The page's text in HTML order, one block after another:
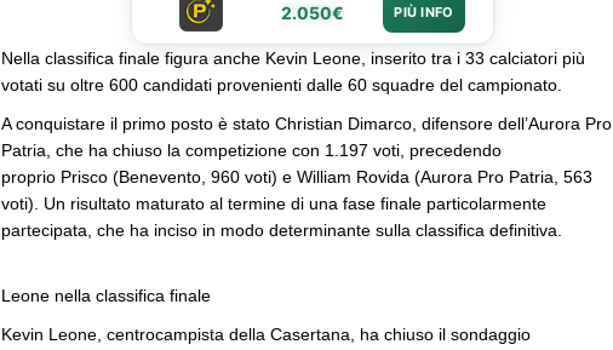
2.050€ PIÙ INFO
Nella classifica finale figura anche Kevin Leone, inserito tra i 33 calciatori più
votati su oltre 600 candidati provenienti dalle 60 squadre del campionato.
A conquistare il primo posto è stato Christian Dimarco, difensore dell’Aurora Pro
Patria, che ha chiuso la competizione con 1.197 voti, precedendo
proprio Prisco (Benevento, 960 voti) e William Rovida (Aurora Pro Patria, 563
voti). Un risultato maturato al termine di una fase finale particolarmente
partecipata, che ha inciso in modo determinante sulla classifica definitiva.
Leone nella classifica finale
Kevin Leone, centrocampista della Casertana, ha chiuso il sondaggio